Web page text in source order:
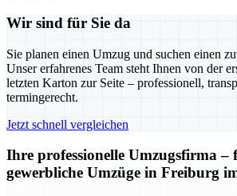
Wir sind für Sie da
Sie planen einen Umzug und suchen einen
Unser erfahrenes Team steht Ihnen von der
letzten Karton zur Seite – professionell,
termingerecht.
Jetzt schnell vergleichen
Ihre professionelle Umzugsfirma
gewerbliche Umzüge in Freiburg